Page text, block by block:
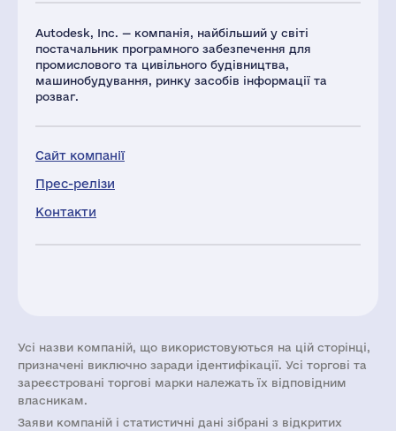
Autodesk, Inc. — компанія, найбільший у світі
постачальник програмного забезпечення для
промислового та цивільного будівництва,
машинобудування, ринку засобів інформації та
розваг.
Сайт компанії
Прес-релізи
Контакти
Усі назви компаній, що використовуються на цій сторінці,
призначені виключно заради ідентифікації. Усі торгові та
зареєстровані торгові марки належать їх відповідним
власникам.
Заяви компаній i статистичні дані зібрані з відкритих